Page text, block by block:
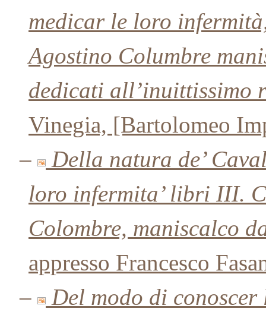
medicar le loro
Agostino Columbre
dedicati all’inuittissimo
Vinegia, [Bartolomeo
–
Della natura de’
loro infermita’ libri III.
Colombre, maniscalco
appresso Francesco
–
Del modo di